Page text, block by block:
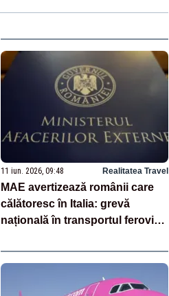
11 iun. 2026, 09:48 Realitatea Travel
MAE avertizează românii care
călătoresc în Italia: grevă
națională în transportul feroviar